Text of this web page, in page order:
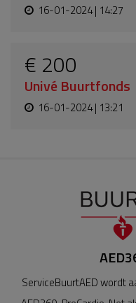
16-01-2024 | 14:27
€ 200
Univé Buurtfonds
16-01-2024 | 13:21
ServiceBuurtAED wordt